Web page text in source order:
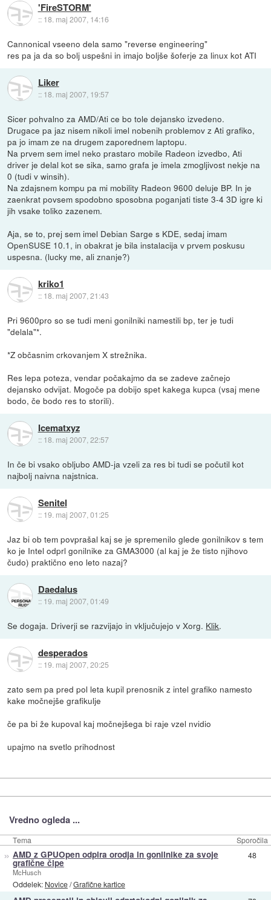
'FireSTORM'
:: 18. maj 2007, 14:16
Cannonical vseeno dela samo "reverse engineering"
res pa ja da so bolj uspešni in imajo boljše šoferje za linux kot ATI
Liker
:: 18. maj 2007, 19:57
Sicer pohvalno za AMD/Ati ce bo tole dejansko izvedeno.
Drugace pa jaz nisem nikoli imel nobenih problemov z Ati grafiko,
pa jo imam ze na drugem zaporednem laptopu.
Na prvem sem imel neko prastaro mobile Radeon izvedbo, Ati
driver je delal kot se sika, samo grafa je imela zmogljivost nekje na
0 (tudi v winsih).
Na zdajsnem kompu pa mi mobility Radeon 9600 deluje BP. In je
zaenkrat povsem spodobno sposobna poganjati tiste 3-4 3D igre ki
jih vsake toliko zazenem.
Aja, se to, prej sem imel Debian Sarge s KDE, sedaj imam
OpenSUSE 10.1, in obakrat je bila instalacija v prvem poskusu
uspesna. (lucky me, ali znanje?)
kriko1
:: 18. maj 2007, 21:43
Pri 9600pro so se tudi meni gonilniki namestili bp, ter je tudi
"delala"*.
*Z občasnim crkovanjem X strežnika.
Res lepa poteza, vendar počakajmo da se zadeve začnejo
dejansko odvijat. Mogoče pa dobijo spet kakega kupca (vsaj mene
bodo, če bodo res to storili).
Icematxyz
:: 18. maj 2007, 22:57
In če bi vsako obljubo AMD-ja vzeli za res bi tudi se počutil kot
najbolj naivna najstnica.
Senitel
:: 19. maj 2007, 01:25
Jaz bi ob tem povprašal kaj se je spremenilo glede gonilnikov s tem
ko je Intel odprl gonilnike za GMA3000 (al kaj je že tisto njihovo
čudo) praktično eno leto nazaj?
Daedalus
:: 19. maj 2007, 01:49
Se dogaja. Driverji se razvijajo in vključujejo v Xorg. Klik.
desperados
:: 19. maj 2007, 20:25
zato sem pa pred pol leta kupil prenosnik z intel grafiko namesto
kake močnejše grafikulje
če pa bi že kupoval kaj močnejšega bi raje vzel nvidio
upajmo na svetlo prihodnost
Vredno ogleda ...
Tema Sporočila
» AMD z GPUOpen odpira orodja in gonilnike za svoje
grafične čipe
McHusch
Oddelek: Novice/Grafične kartice
48